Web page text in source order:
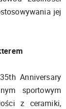
jej
Anniversary
sportowym
z ceramiki,